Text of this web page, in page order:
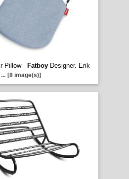
Pillow - FatboyDesigner. Erik
... [8 image(s)]